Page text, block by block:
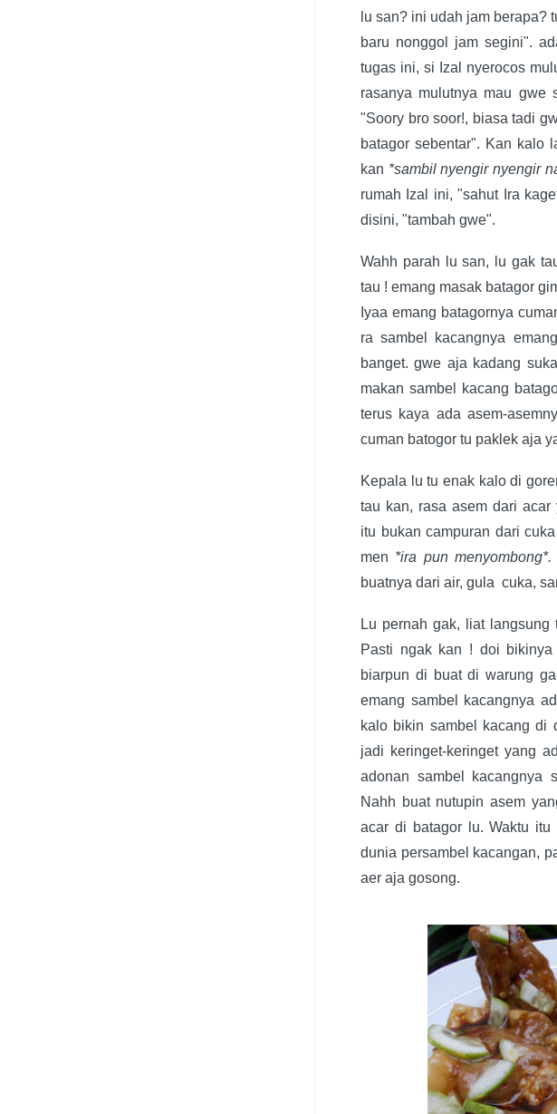
lu san? ini udah jam berapa?
baru nonggol jam segini".
tugas ini, si Izal nyerocos
rasanya mulutnya mau gwe
"Soory bro soor!, biasa tadi
batagor sebentar". Kan kalo
kan *sambil nyengir nyengir
rumah Izal ini, "sahut Ira
disini, "tambah gwe".
Wahh parah lu san, lu gak
tau ! emang masak batagor
Iyaa emang batagornya
ra sambel kacangnya
banget. gwe aja kadang
makan sambel kacang
terus kaya ada asem-
cuman batogor tu paklek aja
Kepala lu tu enak kalo di
tau kan, rasa asem dari acar
itu bukan campuran dari
men *ira pun menyombong*.
buatnya dari air, gula cuka,
Lu pernah gak, liat
Pasti ngak kan ! doi
biarpun di buat di warung
emang sambel kacangnya
kalo bikin sambel kacang di
jadi keringet-keringet yang
adonan sambel kacangnya
Nahh buat nutupin asem
acar di batagor lu. Waktu
dunia persambel kacangan,
aer aja gosong.